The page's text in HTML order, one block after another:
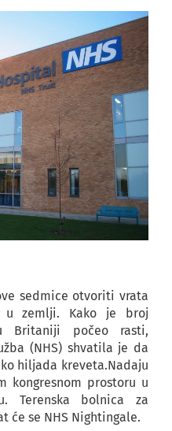
sedmice otvoriti vrata
u zemlji. Kako je broj
Britaniji počeo rasti,
(NHS) shvatila je da
hiljada kreveta.Nadaju
kongresnom prostoru u
Terenska bolnica za
će se NHS Nightingale.